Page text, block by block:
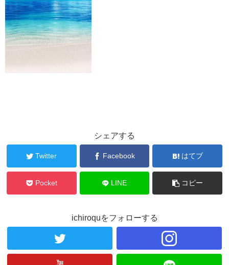
シェアする
Twitter Facebook はてブ
Pocket LINE コピー
ichiroquをフォローする